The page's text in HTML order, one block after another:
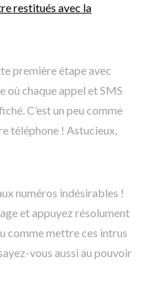
restitués avec la
première étape avec
où chaque appel et SMS
C’est un peu comme
téléphone ! Astucieux,
numéros indésirables !
et appuyez résolument
comme mettre ces intrus
vous aussi au pouvoir